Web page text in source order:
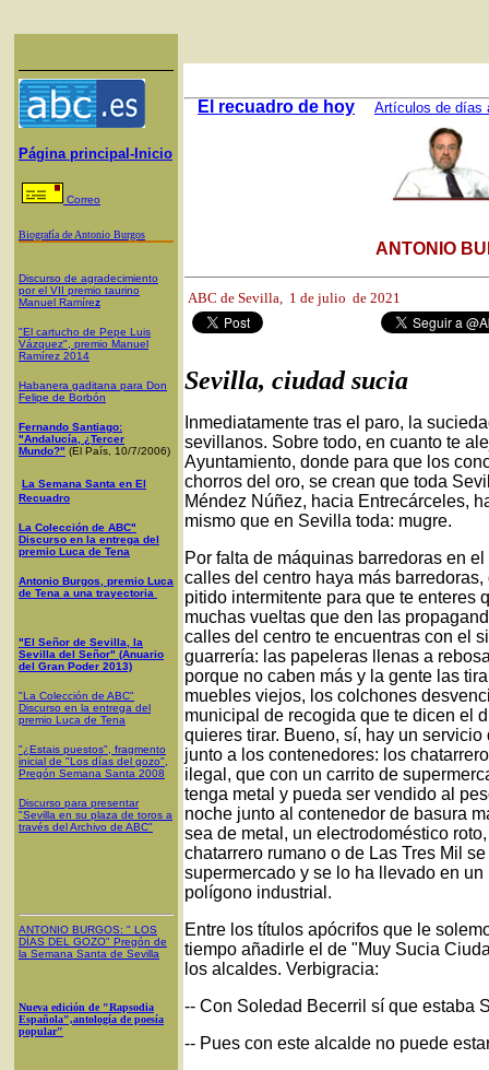
Página principal-Inicio
Correo
Biografía de Antonio Burgos
Discurso de agradecimiento
por el VII premio taurino
Manuel Ramírez
"El cartucho de Pepe Luis
Vázquez", premio Manuel
Ramírez 2014
Habanera gaditana para Don
Felipe de Borbón
Fernando Santiago:
"Andalucía, ¿Tercer
Mundo?" (El País, 10/7/2006)
La Semana Santa en El
Recuadro
La Colección de ABC"
Discurso en la entrega del
premio Luca de Tena
Antonio Burgos, premio Luca
de Tena a una trayectoria
"El Señor de Sevilla, la
Sevilla del Señor" (Anuario
del Gran Poder 2013)
"La Colección de ABC"
Discurso en la entrega del
premio Luca de Tena
"¿Estais puestos", fragmento
inicial de "Los días del gozo",
Pregón Semana Santa 2008
Discurso para presentar
"Sevilla en su plaza de toros a
través del Archivo de ABC"
ANTONIO BURGOS: " LOS
DÍAS DEL GOZO" Pregón de
la Semana Santa de Sevilla
Nueva edición de "Rapsodia
Española",antología de poesía
popular"
El recuadro de hoy Artículos de días
ANTONIO
ABC de Sevilla, 1 de julio de 2021
Sevilla, ciudad sucia
Inmediatamente tras el paro, la
sevillanos. Sobre todo, en cuanto te
Ayuntamiento, donde para que los
chorros del oro, se crean que toda
Méndez Núñez, hacia Entrecárceles,
mismo que en Sevilla toda: mugre.
Por falta de máquinas barredoras en
calles del centro haya más
pitido intermitente para que te enteres
muchas vueltas que den las
calles del centro te encuentras con el
guarrería: las papeleras llenas a
porque no caben más y la gente las
muebles viejos, los colchones
municipal de recogida que te dicen el
quieres tirar. Bueno, sí, hay un
junto a los contenedores: los
ilegal, que con un carrito de
tenga metal y pueda ser vendido al
noche junto al contenedor de basura
sea de metal, un electrodoméstico
chatarrero rumano o de Las Tres Mil
supermercado y se lo ha llevado en
polígono industrial.
Entre los títulos apócrifos que le
tiempo añadirle el de "Muy Sucia
los alcaldes. Verbigracia:
-- Con Soledad Becerril sí que estaba
-- Pues con este alcalde no puede